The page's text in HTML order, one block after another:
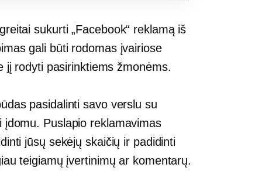
sukurti „Facebook“ reklamą iš
gali būti rodomas įvairiose
jį rodyti pasirinktiems žmonėms.
pasidalinti savo verslu su
Puslapio reklamavimas
jūsų sekėjų skaičių ir padidinti
teigiamų įvertinimų ar komentarų.